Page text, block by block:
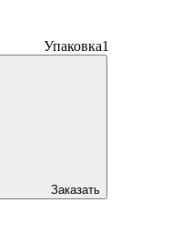
Упаковка1
Заказать